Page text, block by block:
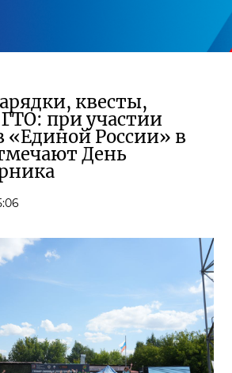
квесты,
при участии
«Единой России» в
День